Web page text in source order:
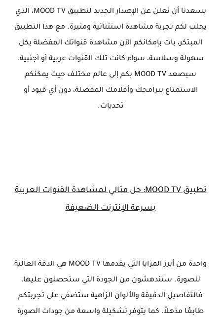
يسعدنا أن نعلن عن الإصدار الجديد لتطبيق MOOD TV، الذي
يجلب لكم تجربة مشاهدة استثنائية ومثيرة. مع هذا التطبيق
المبتكر، بات بإمكانكم الآن مشاهدة قنواتك المفضلة بكل
سهولة وسلاسة، سواء كانت تلك القنوات عربية أو أجنبية.
سيصعد MOOD TV بكم إلى عالم مختلف حيث يمكنكم
الاستمتاع ببرامجك وأفلامك المفضلة، دون أي قيود أو
تحديات.
تطبيق MOOD TV: حل مثالي لمشاهدة القنوات العربية
بسرعة الإنترنت الضعيفة
واحدة من أبرز المزايا التي يقدمها MOOD TV هي الدقة العالية
للصورة. ستندهشون من الجودة التي ستحصلون عليها،
فالتفاصيل الدقيقة والألوان الزاهية ستضفي على تجربتكم
طابعًا مذهلاً. كما يتوفر تشكيلة واسعة من جودات الصورة